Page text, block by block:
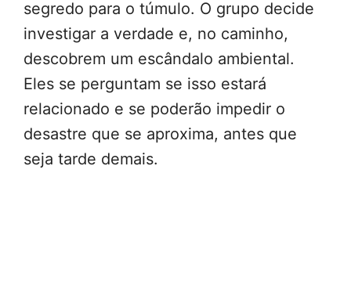
segredo para o túmulo. O grupo decide
investigar a verdade e, no caminho,
descobrem um escândalo ambiental.
Eles se perguntam se isso estará
relacionado e se poderão impedir o
desastre que se aproxima, antes que
seja tarde demais.